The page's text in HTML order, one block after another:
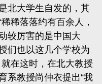
北大学生自发的，其
稀落落约有百余人，
较厉害的是中国大
们也以这几个学校为
在这时，在北大教授
系教授尚仲衣提出“我